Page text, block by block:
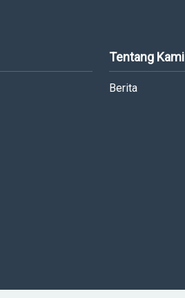
Tentang Kami
Berita